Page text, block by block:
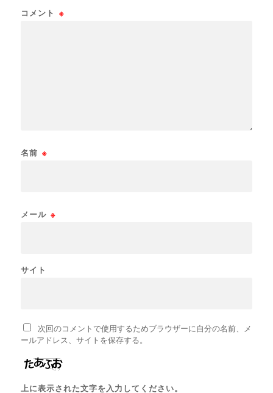
コメント ※
名前 ※
メール ※
サイト
次回のコメントで使用するためブラウザーに自分の名前、メ
ールアドレス、サイトを保存する。
上に表示された文字を入力してください。